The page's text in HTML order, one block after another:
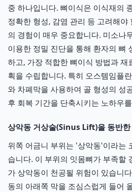
중 하나입니다. 뼈이식은 이식재의
정확한 형성, 감염 관리 등 고려해야
의 경험이 매우 중요합니다. 미소나
이용한 정밀 진단을 통해 환자의 뼈
하고, 가장 적합한 뼈이식 방법과 재
획을 수립합니다. 특히 오스템임플
와 차폐막을 사용하여 골 형성의 성
후 회복 기간을 단축시키는 노하우
상악동 거상술(Sinus Lift)을 동반한
위쪽 어금니 부위는 '상악동'이라는
습니다. 이 부위의 잇몸뼈가 부족할
가 상악동이 천공될 위험이 있습니
동의 아래쪽 막을 조심스럽게 들어